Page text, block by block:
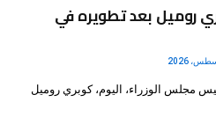
روميل بعد تطويره في
مجلس الوزراء، اليوم، كوبري روميل